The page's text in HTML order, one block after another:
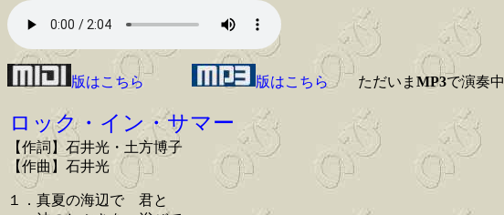
版はこちら 版はこちらただいま MP3で演奏中
ロック・イン・サマー
【作詞】石井光・土方博子
【作曲】石井光
１．真夏の海辺で 君と